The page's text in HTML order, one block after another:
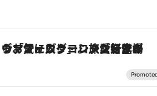
ヴァシュロン・コンスタンタン「オーヴァーシーズ・オートマティック」。旅愛好家のお気に入りコレクションから、ジェンダーレスな新作が登場